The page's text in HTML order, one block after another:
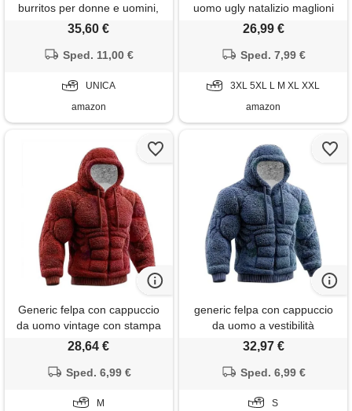
burritos per donne e uomini,
coperte con cappuccio
morbide e calde
35,60 €
Sped. 11,00 €
UNICA
amazon
uomo ugly natalizio maglioni
girocollo, felpa uomo con
e calda per l'inverno con
in pile spazzolato per un
avvolgente
26,99 €
Sped. 7,99 €
3XL 5XL L M XL XXL
amazon
Generic felpa con cappuccio
da uomo vintage con stampa
3d muscolosa felpa con
sherpa caldo pullover
attività all'aperto autunno 3d
28,64 €
Sped. 6,99 €
M
generic felpa con cappuccio
da uomo a vestibilità
sagomata con muscolo 3d,
flanella per abbigliamento
s
32,97 €
Sped. 6,99 €
S